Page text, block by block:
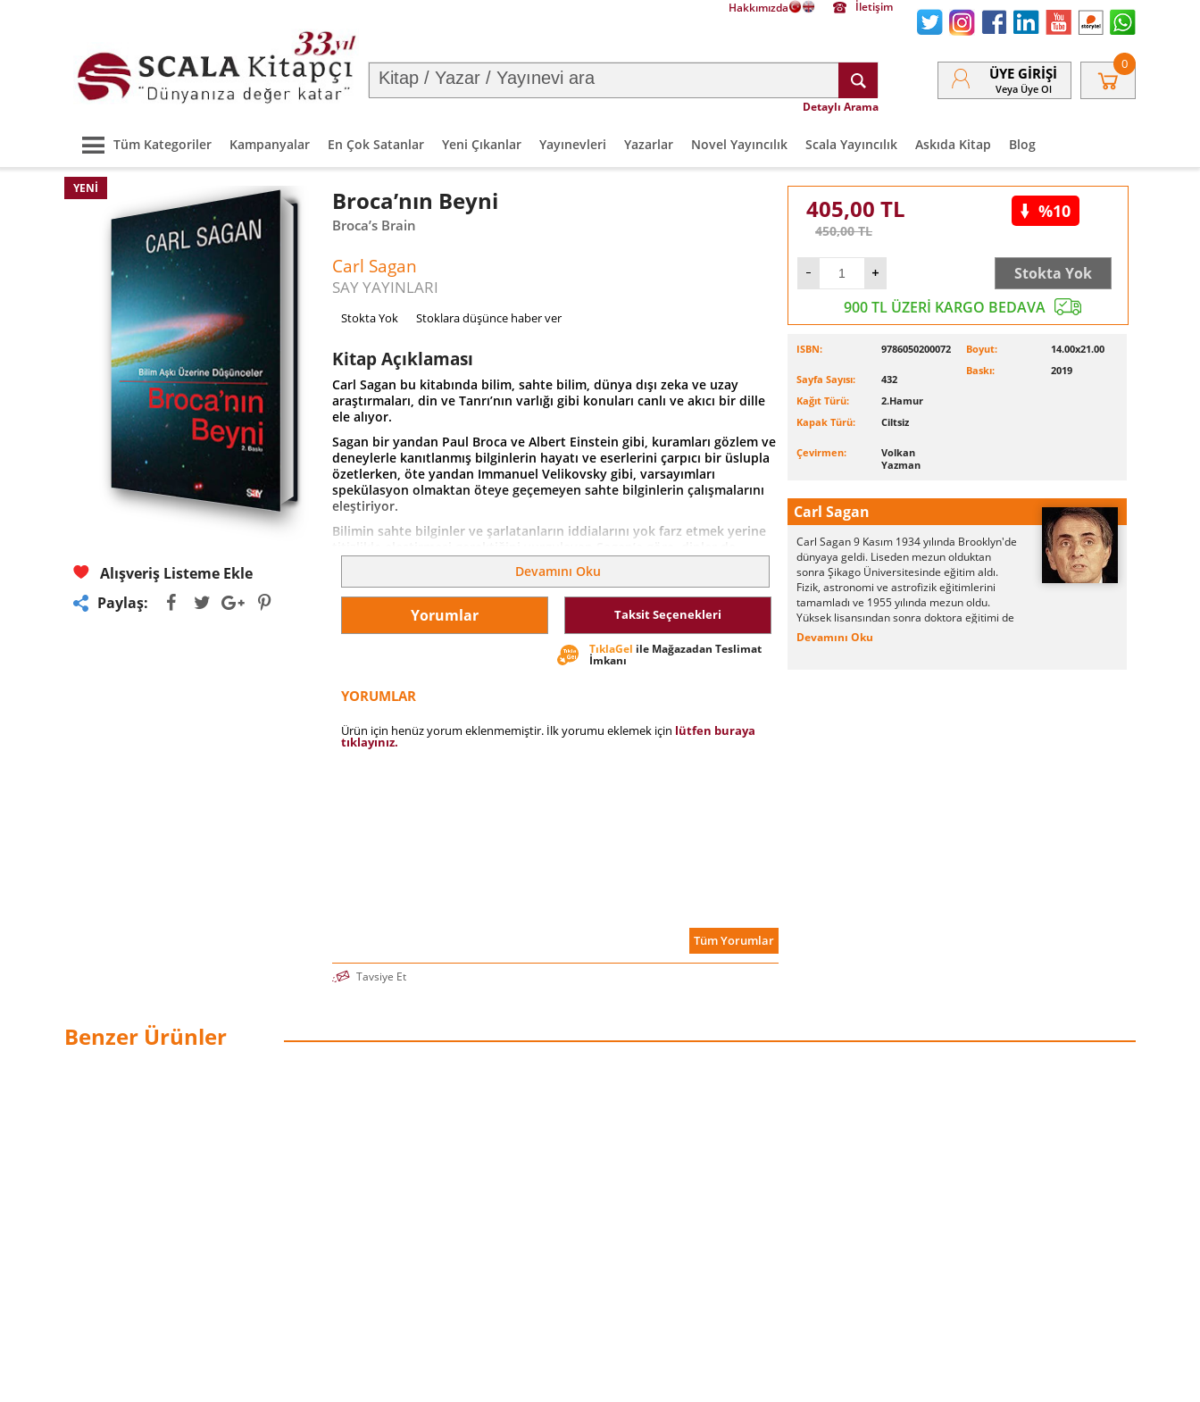
Hakkımızda İletişim
Detaylı Arama
ÜYE GIRIŞI
Veya Üye Ol
0
Tüm Kategoriler Kampanyalar En Çok Satanlar Yeni Çıkanlar Yayınevleri Yazarlar Novel Yayıncılık Scala Yayıncılık Askıda Kitap Blog
YENI
Alışveriş Listeme Ekle
Paylaş:
Broca’nın Beyni
Broca’s Brain
Carl Sagan
SAY YAYINLARI
Stokta Yok Stoklara düşünce haber ver
Kitap Açıklaması
Carl Sagan bu kitabında bilim, sahte bilim, dünya dışı zeka ve uzay
araştırmaları, din ve Tanrı’nın varlığı gibi konuları canlı ve akıcı bir dille
ele alıyor.
Sagan bir yandan Paul Broca ve Albert Einstein gibi, kuramları gözlem ve
deneylerle kanıtlanmış bilginlerin hayatı ve eserlerini çarpıcı bir üslupla
özetlerken, öte yandan Immanuel Velikovsky gibi, varsayımları
spekülasyon olmaktan öteye geçemeyen sahte bilginlerin çalışmalarını
eleştiriyor.
Bilimin sahte bilginler ve şarlatanların iddialarını yok farz etmek yerine
bilimle çatışmaya bir son vermelidir. Evrim kuramını reddedenler bir
zamanlar, Güneş’in Dünya’nın çevresinde döndüğüne inanmakta
direnenlerin durumuna düşmemek için öğretilerini yenileyerek bilimle
Sagan, evrenin sırlarını gerçekten keşfedebilmek istiyorsak, bilimin
kötüye kullanılmasının önüne geçilmesi gerektiğini, bunun için de
bilginlerin görüşlerini, herkesin anlayabileceği şekilde halkla paylaşması
alanlarında keyifli bir gezintiye çıkaracak.
Devamını Oku
Yorumlar Taksit Seçenekleri
TıklaGel ile Mağazadan Teslimat
İmkanı
YORUMLAR
Ürün için henüz yorum eklenmemiştir. İlk yorumu eklemek için lütfen buraya
tıklayınız.
Tüm Yorumlar
Tavsiye Et
405,00 TL
450,00TL
%10
Stokta Yok
900 TL ÜZERİ KARGO BEDAVA
ISBN: 9786050200072
Sayfa Sayısı:
432
Kağıt Türü:
2.Hamur
Kapak Türü:
Ciltsiz
Çevirmen:
Volkan
Yazman
Boyut:
14.00x21.00
Baskı:
2019
Carl Sagan
Carl Sagan 9 Kasım 1934 yılında Brooklyn'de
dünyaya geldi. Liseden mezun olduktan
sonra Şikago Üniversitesinde eğitim aldı.
Fizik, astronomi ve astrofizik eğitimlerini
tamamladı ve 1955 yılında mezun oldu.
Yüksek lisansından sonra doktora eğitimi de
aldı.
Devamını Oku
Benzer Ürünler